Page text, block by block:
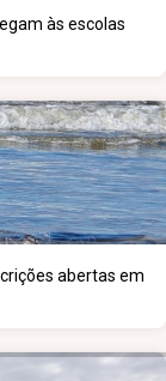
às escolas
abertas em